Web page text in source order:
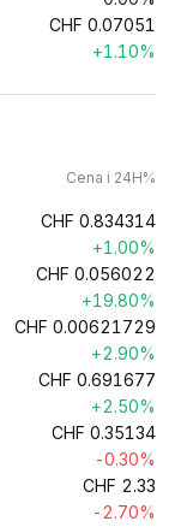
CHF 0.07051
+1.10%
Cena i 24H%
CHF 0.834314
+1.00%
CHF 0.056022
+19.80%
CHF 0.00621729
+2.90%
CHF 0.691677
+2.50%
CHF 0.35134
-0.30%
CHF 2.33
-2.70%